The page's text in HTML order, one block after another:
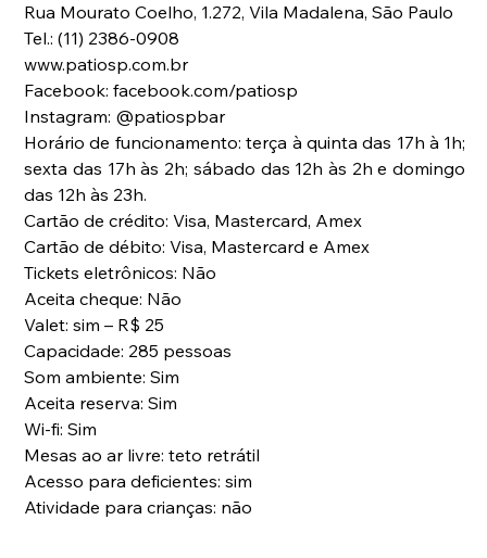
Rua Mourato Coelho, 1.272, Vila Madalena, São Paulo
Tel.: (11) 2386-0908
www.patiosp.com.br
Facebook: facebook.com/patiosp
Instagram: @patiospbar
Horário de funcionamento: terça à quinta das 17h à 1h;
sexta das 17h às 2h; sábado das 12h às 2h e domingo
das 12h às 23h.
Cartão de crédito: Visa, Mastercard, Amex
Cartão de débito: Visa, Mastercard e Amex
Tickets eletrônicos: Não
Aceita cheque: Não
Valet: sim – R$ 25
Capacidade: 285 pessoas
Som ambiente: Sim
Aceita reserva: Sim
Wi-fi: Sim
Mesas ao ar livre: teto retrátil
Acesso para deficientes: sim
Atividade para crianças: não